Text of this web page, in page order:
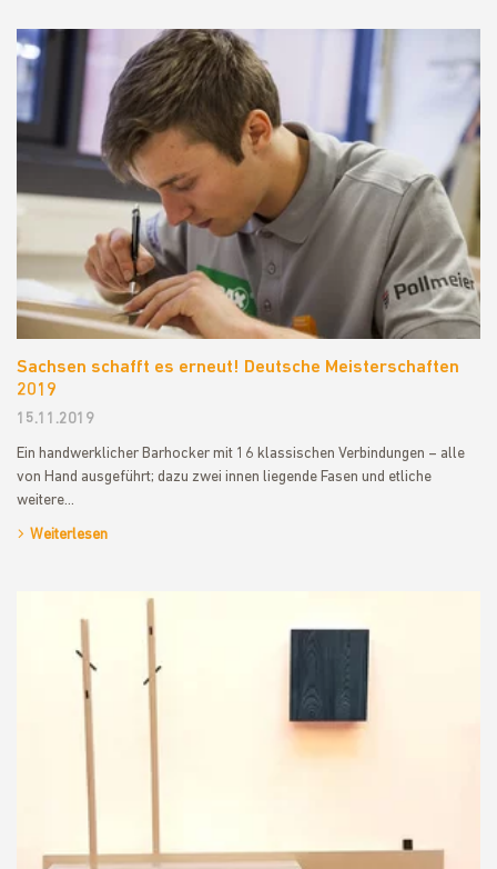
Sachsen schafft es erneut! Deutsche Meisterschaften
2019
15.11.2019
Ein handwerklicher Barhocker mit 16 klassischen Verbindungen – alle
von Hand ausgeführt; dazu zwei innen liegende Fasen und etliche
weitere…
Weiterlesen